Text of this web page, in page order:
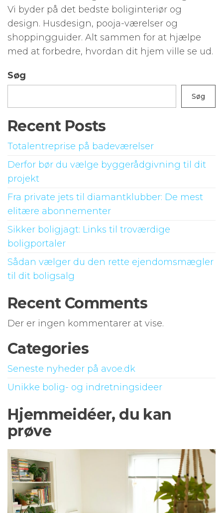
Vi byder på det bedste boliginteriør og
design. Husdesign, pooja-værelser og
shoppingguider. Alt sammen for at hjælpe
med at forbedre, hvordan dit hjem ville se ud.
Søg
Søg
Recent Posts
Totalentreprise på badeværelser
Derfor bør du vælge byggerådgivning til dit
projekt
Fra private jets til diamantklubber: De mest
elitære abonnementer
Sikker boligjagt: Links til troværdige
boligportaler
Sådan vælger du den rette ejendomsmægler
til dit boligsalg
Recent Comments
Der er ingen kommentarer at vise.
Categories
Seneste nyheder på avoe.dk
Unikke bolig- og indretningsideer
Hjemmeidéer, du kan
prøve